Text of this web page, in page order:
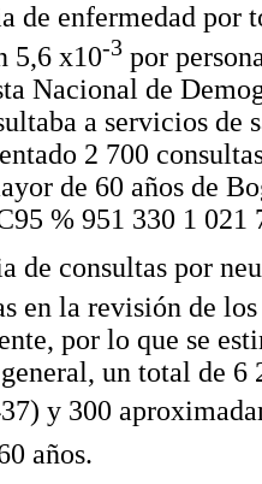
de enfermedad por
5,6 x10-3 por
Nacional de
a servicios de
2 700
de 60 años de
% 951 330 1 021
de consultas por
en la revisión de
por lo que se
un total de
437) y 300
años.